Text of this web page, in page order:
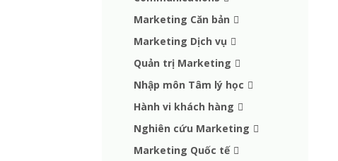
Marketing Căn bản
Marketing Dịch vụ
Quản trị Marketing
Nhập môn Tâm lý học
Hành vi khách hàng
Nghiên cứu Marketing
Marketing Quốc tế